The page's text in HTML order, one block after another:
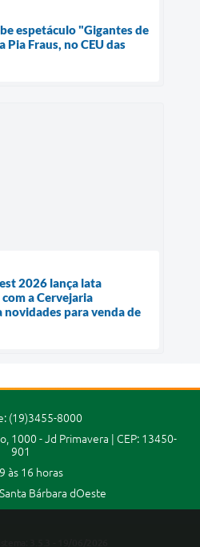
espetáculo "Gigantes de
Pia Fraus, no CEU das
2026 lança lata
a Cervejaria
novidades para venda de
(19)3455-8000
1000 - Jd Primavera | CEP: 13450-
901
às 16 horas
Bárbara dOeste